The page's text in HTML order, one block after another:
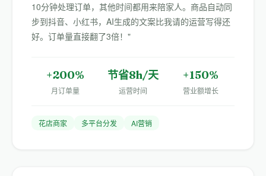
10分钟处理订单，其他时间都用来陪家人。商品自动同
步到抖音、小红书，AI生成的文案比我请的运营写得还
好。订单量直接翻了3倍！"
+200%
月订单量
节省8h/天
运营时间
+150%
营业额增长
花店商家 多平台分发 AI营销